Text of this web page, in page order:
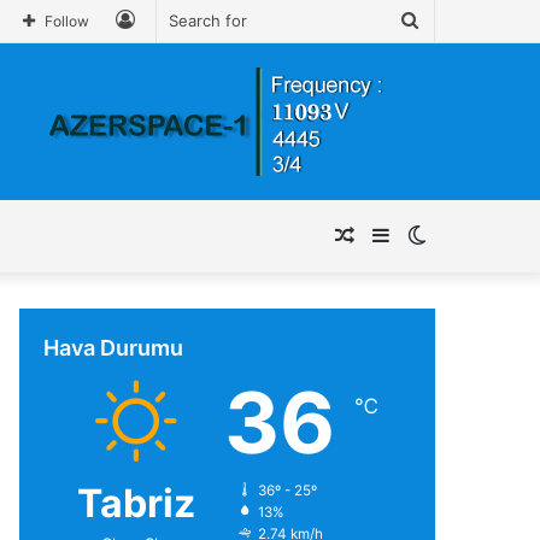
Follow
skin
Sidebar
Random
Article
Hava Durumu
Tabriz
36 ℃
36º - 25º
13%
2.74 km/h